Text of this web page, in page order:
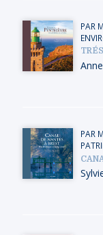
PAR
PAR